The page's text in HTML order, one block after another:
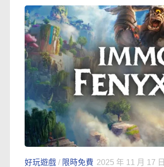
好玩遊戲 / 限時免費 2025 年 11 月 17 日